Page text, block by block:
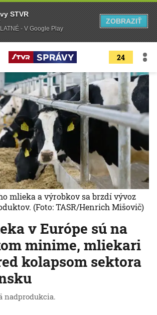
24
v Európe sú na
minime, mliekari
kolapsom sektora
nadprodukcia.
mlieka a výrobkov sa brzdí vývoz
(Foto: TASR/Henrich Mišovič)
STVR
- V Google Play
ZOBRAZIŤ